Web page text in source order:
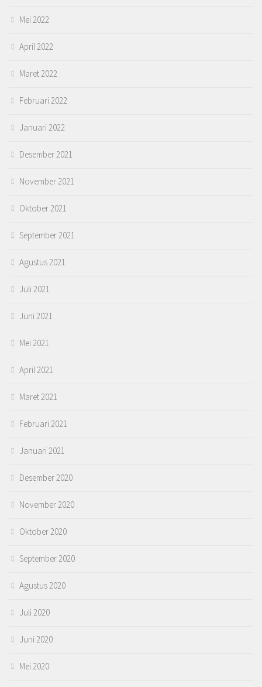
Mei 2022
April 2022
Maret 2022
Februari 2022
Januari 2022
Desember 2021
November 2021
Oktober 2021
September 2021
Agustus 2021
Juli 2021
Juni 2021
Mei 2021
April 2021
Maret 2021
Februari 2021
Januari 2021
Desember 2020
November 2020
Oktober 2020
September 2020
Agustus 2020
Juli 2020
Juni 2020
Mei 2020